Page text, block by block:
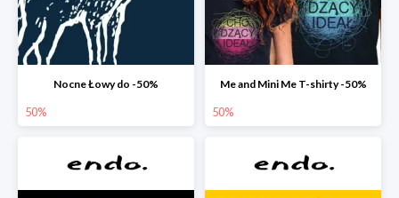
Nocne Łowy do -50%
50%
Me and Mini Me T-shirty -50%
50%